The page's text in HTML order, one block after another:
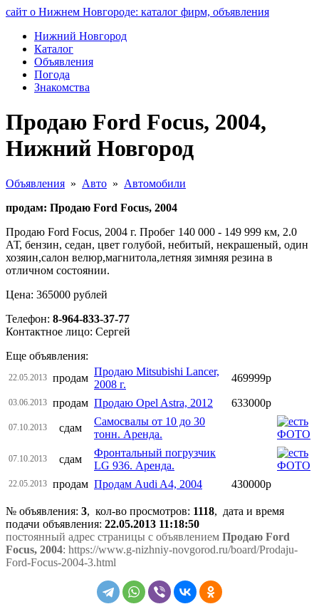
сайт о Нижнем Новгороде: каталог фирм, объявления
Нижний Новгород
Каталог
Объявления
Погода
Знакомства
Продаю Ford Focus, 2004,
Нижний Новгород
Объявления » Авто » Автомобили
продам: Продаю Ford Focus, 2004
Продаю Ford Focus, 2004 г. Пробег 140 000 - 149 999 км, 2.0
АТ, бензин, седан, цвет голубой, небитый, некрашеный, один
хозяин,салон велюр,магнитола,летняя зимняя резина в
отличном состоянии.
Цена: 365000 рублей
Телефон: 8-964-833-37-77
Контактное лицо: Сергей
Еще объявления:
22.05.2013 продам
Продаю Mitsubishi Lancer,
2008 г.
469999р
03.06.2013 продам Продаю Opel Astra, 2012 633000р
07.10.2013 сдам
Самосвалы от 10 до 30
тонн. Аренда.
07.10.2013 сдам
Фронтальный погрузчик
LG 936. Аренда.
22.05.2013 продам Продам Audi A4, 2004 430000р
№ объявления: 3, кол-во просмотров: 1118, дата и время
подачи объявления: 22.05.2013 11:18:50
постоянный адрес страницы с объявлением Продаю Ford
Focus, 2004: https://www.g-nizhniy-novgorod.ru/board/Prodaju-
Ford-Focus-2004-3.html